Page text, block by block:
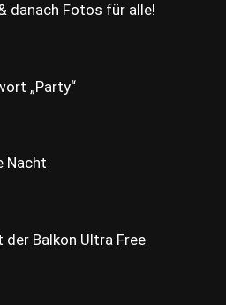
danach Fotos für alle!
„Party“
Nacht
Balkon Ultra Free